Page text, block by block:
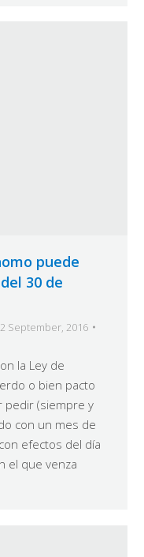
puede
30 de
September, 2016
la Ley de
o bien pacto
pedir (siempre y
con un mes de
efectos del día
el que venza